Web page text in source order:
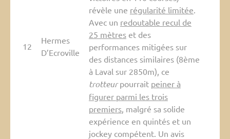
12
Hermes
D’Ecroville
révèle une régularité limitée.
Avec un redoutable recul de
25 mètreset des
performances mitigées sur
des distances similaires (8ème
à Laval sur 2850m), ce
trotteurpourrait peiner à
figurer parmi les trois
premiers, malgré sa solide
expérience en quintés et un
jockey compétent. Un avis